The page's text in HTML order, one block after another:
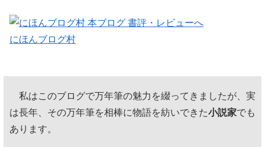
にほんブログ村
私はこのブログで万年筆の魅力を綴ってきましたが、実
は長年、その万年筆を相棒に物語を紡いできた小説家でも
あります。